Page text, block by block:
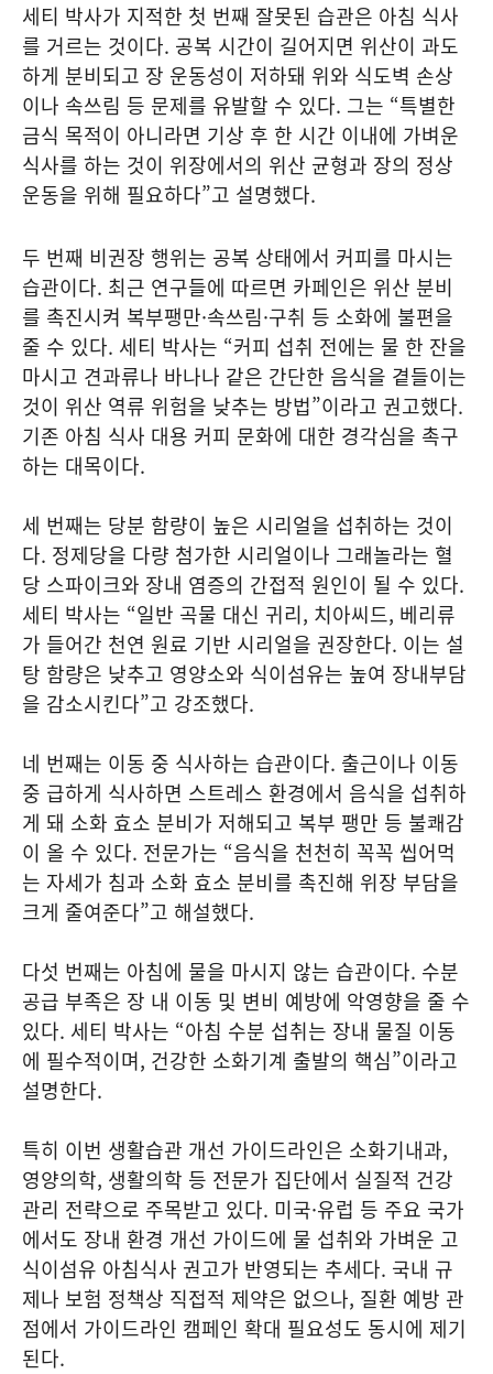
세티 박사가 지적한 첫 번째 잘못된 습관은 아침 식사
를 거르는 것이다. 공복 시간이 길어지면 위산이 과도
하게 분비되고 장 운동성이 저하돼 위와 식도벽 손상
이나 속쓰림 등 문제를 유발할 수 있다. 그는 “특별한
금식 목적이 아니라면 기상 후 한 시간 이내에 가벼운
식사를 하는 것이 위장에서의 위산 균형과 장의 정상
운동을 위해 필요하다”고 설명했다.
두 번째 비권장 행위는 공복 상태에서 커피를 마시는
습관이다. 최근 연구들에 따르면 카페인은 위산 분비
를 촉진시켜 복부팽만·속쓰림·구취 등 소화에 불편을
줄 수 있다. 세티 박사는 “커피 섭취 전에는 물 한 잔을
마시고 견과류나 바나나 같은 간단한 음식을 곁들이는
것이 위산 역류 위험을 낮추는 방법”이라고 권고했다.
기존 아침 식사 대용 커피 문화에 대한 경각심을 촉구
하는 대목이다.
세 번째는 당분 함량이 높은 시리얼을 섭취하는 것이
다. 정제당을 다량 첨가한 시리얼이나 그래놀라는 혈
당 스파이크와 장내 염증의 간접적 원인이 될 수 있다.
세티 박사는 “일반 곡물 대신 귀리, 치아씨드, 베리류
가 들어간 천연 원료 기반 시리얼을 권장한다. 이는 설
탕 함량은 낮추고 영양소와 식이섬유는 높여 장내부담
을 감소시킨다”고 강조했다.
네 번째는 이동 중 식사하는 습관이다. 출근이나 이동
중 급하게 식사하면 스트레스 환경에서 음식을 섭취하
게 돼 소화 효소 분비가 저해되고 복부 팽만 등 불쾌감
이 올 수 있다. 전문가는 “음식을 천천히 꼭꼭 씹어먹
는 자세가 침과 소화 효소 분비를 촉진해 위장 부담을
크게 줄여준다”고 해설했다.
다섯 번째는 아침에 물을 마시지 않는 습관이다. 수분
공급 부족은 장 내 이동 및 변비 예방에 악영향을 줄 수
있다. 세티 박사는 “아침 수분 섭취는 장내 물질 이동
에 필수적이며, 건강한 소화기계 출발의 핵심”이라고
설명한다.
특히 이번 생활습관 개선 가이드라인은 소화기내과,
영양의학, 생활의학 등 전문가 집단에서 실질적 건강
관리 전략으로 주목받고 있다. 미국·유럽 등 주요 국가
에서도 장내 환경 개선 가이드에 물 섭취와 가벼운 고
식이섬유 아침식사 권고가 반영되는 추세다. 국내 규
제나 보험 정책상 직접적 제약은 없으나, 질환 예방 관
점에서 가이드라인 캠페인 확대 필요성도 동시에 제기
된다.